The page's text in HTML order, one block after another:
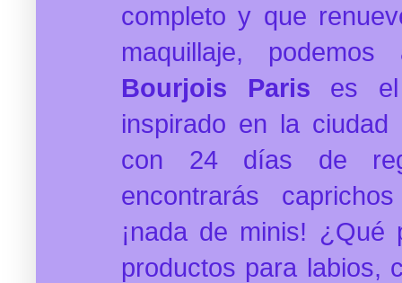
completo y que
maquillaje,
Bourjois Paris es el
inspirado en la
con 24 días de
encontrarás
¡nada de minis! ¿Qué
productos para labios,